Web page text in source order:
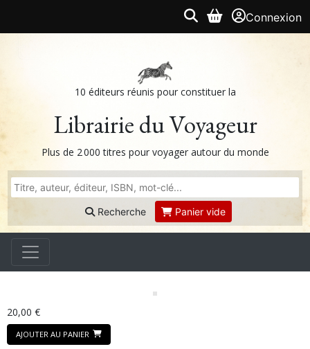
Connexion
10 éditeurs réunis pour constituer la
Librairie du Voyageur
Plus de 2 000 titres pour voyager autour du monde
Recherche Panier vide
20,00 €
AJOUTER AU PANIER